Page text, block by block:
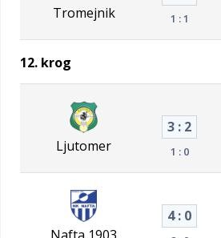
Tromejnik 1 : 1
12. krog
Ljutomer
3 : 2
1 : 0
Nafta 1903
4 : 0